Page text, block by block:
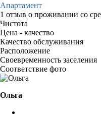
Апартамент
1 отзыв о проживании со
Чистота
Цена - качество
Качество обслуживания
Расположение
Своевременность заселения
Соответствие фото
Ольга